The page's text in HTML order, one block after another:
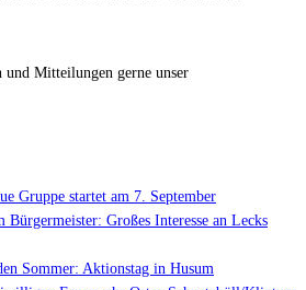
Mitteilungen gerne unser
Gruppe startet am 7. September
Bürgermeister: Großes Interesse an Lecks
Sommer: Aktionstag in Husum